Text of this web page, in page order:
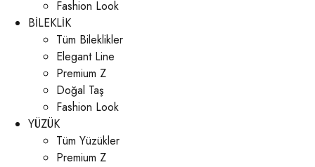
Fashion Look
BİLEKLİK
Tüm Bileklikler
Elegant Line
Premium Z
Doğal Taş
Fashion Look
YÜZÜK
Tüm Yüzükler
Premium Z